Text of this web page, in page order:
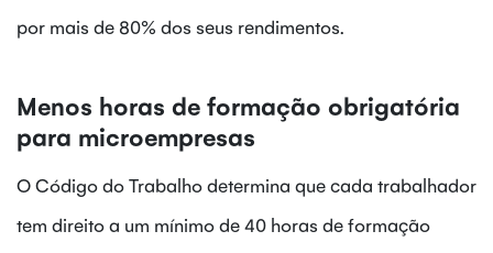
por mais de 80% dos seus rendimentos.
Menos horas de formação obrigatória
para microempresas
O Código do Trabalho determina que cada trabalhador
tem direito a um mínimo de 40 horas de formação